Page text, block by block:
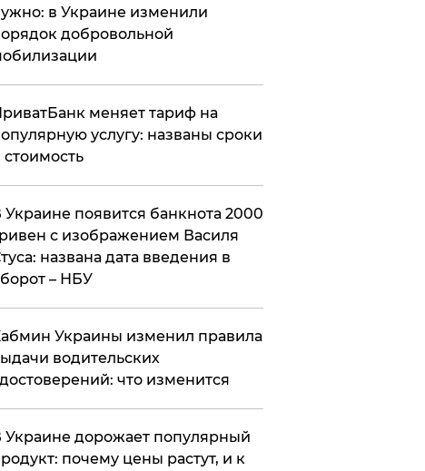
в Украине изменили
добровольной
меняет тариф на
услугу: названы сроки
стоимость
Украине появится банкнота 2000
с изображением Василя
названа дата введения в
– НБУ
Украины изменил правила
водительских
что изменится
Украине дорожает популярный
почему цены растут, и к